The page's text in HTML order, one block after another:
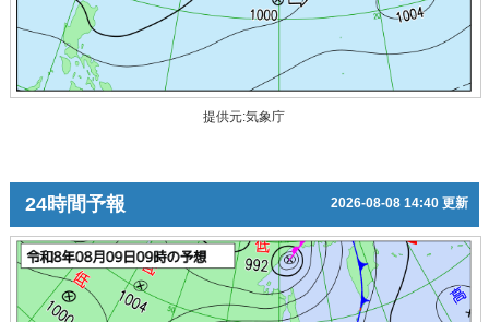
提供元:気象庁
24時間予報 2026-08-08 14:40 更新